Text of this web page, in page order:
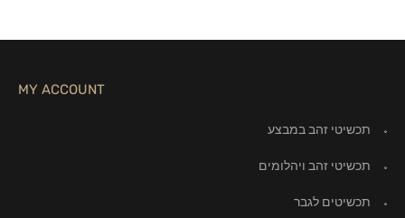
MY ACCOUNT
תכשיטי זהב במבצע
תכשיטי זהב ויהלומים
תכשיטים לגבר